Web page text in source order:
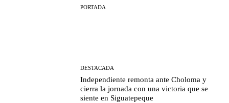
PORTADA
DESTACADA
Independiente remonta ante Choloma y
cierra la jornada con una victoria que se
siente en Siguatepeque